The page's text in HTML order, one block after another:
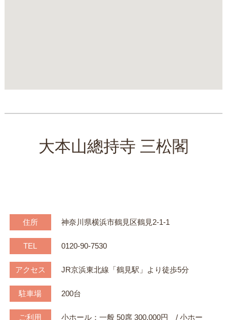
大本山總持寺 三松閣
住所 神奈川県横浜市鶴見区鶴見2-1-1
TEL 0120-90-7530
アクセス JR京浜東北線「鶴見駅」より徒歩5分
駐車場 200台
ご利用
小ホール：一般 50席 300,000円 / 小ホー